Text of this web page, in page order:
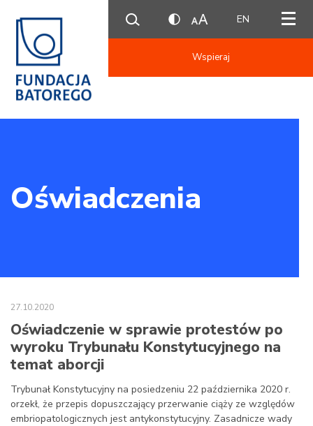
EN
Wspieraj
Oświadczenia
27.10.2020
Oświadczenie w sprawie protestów po
wyroku Trybunału Konstytucyjnego na
temat aborcji
Trybunał Konstytucyjny na posiedzeniu 22 października 2020 r.
orzekł, że przepis dopuszczający przerwanie ciąży ze względów
embriopatologicznych jest antykonstytucyjny. Zasadnicze wady